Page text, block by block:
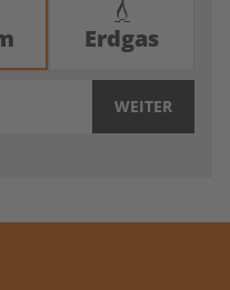
Erdgas
WEITER